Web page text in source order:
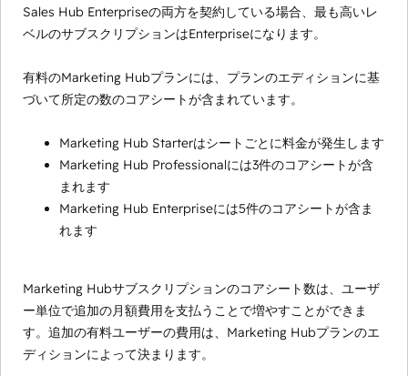
Sales Hub Enterpriseの両方を契約している場合、最も高いレ
ベルのサブスクリプションはEnterpriseになります。
有料のMarketing Hubプランには、プランのエディションに基
づいて所定の数のコアシートが含まれています。
Marketing Hub Starterはシートごとに料金が発生します
Marketing Hub Professionalには3件のコアシートが含
まれます
Marketing Hub Enterpriseには5件のコアシートが含ま
れます
Marketing Hubサブスクリプションのコアシート数は、ユーザ
ー単位で追加の月額費用を支払うことで増やすことができま
す。追加の有料ユーザーの費用は、Marketing Hubプランのエ
ディションによって決まります。